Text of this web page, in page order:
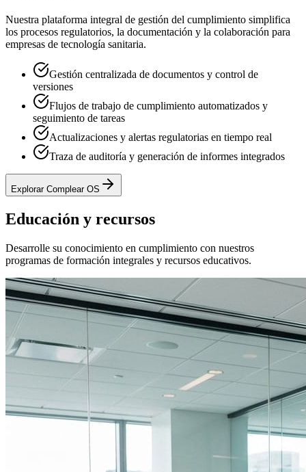
Nuestra plataforma integral de gestión del cumplimiento simplifica
los procesos regulatorios, la documentación y la colaboración para
empresas de tecnología sanitaria.
Gestión centralizada de documentos y control de
versiones
Flujos de trabajo de cumplimiento automatizados y
seguimiento de tareas
Actualizaciones y alertas regulatorias en tiempo real
Traza de auditoría y generación de informes integrados
Explorar Complear OS
Educación y recursos
Desarrolle su conocimiento en cumplimiento con nuestros
programas de formación integrales y recursos educativos.